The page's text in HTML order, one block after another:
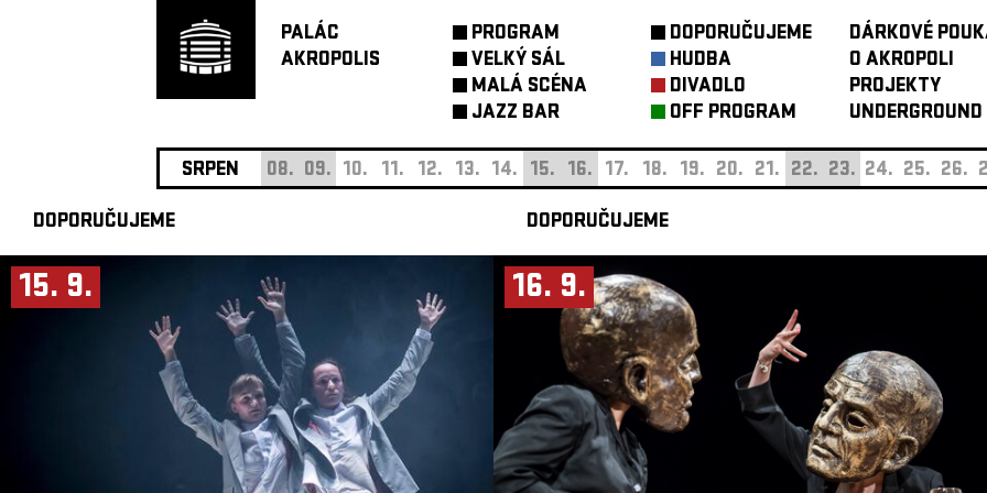
PALÁC
AKROPOLIS
PROGRAM
VELKÝ SÁL
MALÁ SCÉNA
JAZZ BAR
DOPORUČUJEME
HUDBA
DIVADLO
OFF PROGRAM
DÁRKOVÉ
O AKROPOLI
PROJEKTY
UNDERGROUND
SRPEN 08. 09. 10. 11. 12. 13. 14. 15. 16. 17. 18. 19. 20. 21. 22. 23. 24. 25. 26.
DOPORUČUJEME
15. 9.
DOPORUČUJEME
16. 9.